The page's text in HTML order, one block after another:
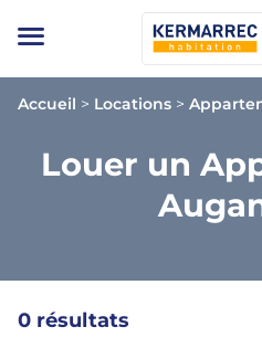
Accueil > Locations >
Louer un
0 résultats